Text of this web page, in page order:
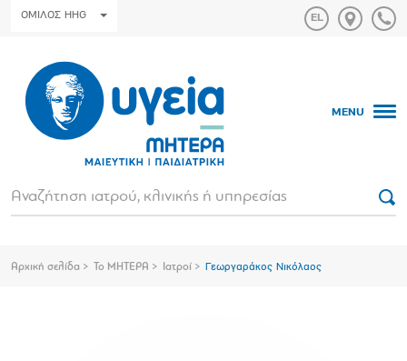
ΟΜΙΛΟΣ HHG
MENU
Αρχική σελίδα Το ΜΗΤΕΡΑ Ιατροί Γεωργαράκος Νικόλαος